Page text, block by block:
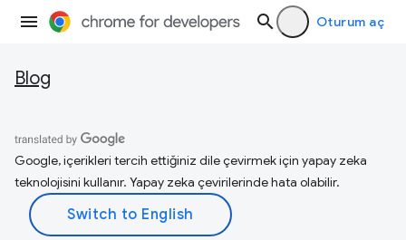
Oturum aç
Blog
Google, içerikleri tercih ettiğiniz dile çevirmek için yapay zeka
teknolojisini kullanır. Yapay zeka çevirilerinde hata olabilir.